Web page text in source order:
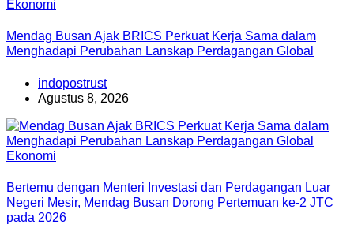
Ekonomi
Mendag Busan Ajak BRICS Perkuat Kerja Sama dalam
Menghadapi Perubahan Lanskap Perdagangan Global
indopostrust
Agustus 8, 2026
Ekonomi
Bertemu dengan Menteri Investasi dan Perdagangan Luar
Negeri Mesir, Mendag Busan Dorong Pertemuan ke-2 JTC
pada 2026